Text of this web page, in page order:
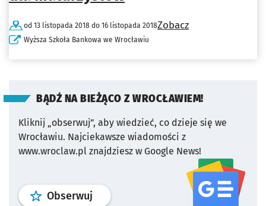
od 13 listopada 2018 do 16 listopada 2018
Wyższa Szkoła Bankowa we Wrocławiu
Zobacz
BĄDŹ NA BIEŻĄCO Z WROCŁAWIEM!
Kliknij „obserwuj”, aby wiedzieć, co dzieje się we
Wrocławiu. Najciekawsze wiadomości z
www.wroclaw.pl znajdziesz w Google News!
Obserwuj profil serwisu